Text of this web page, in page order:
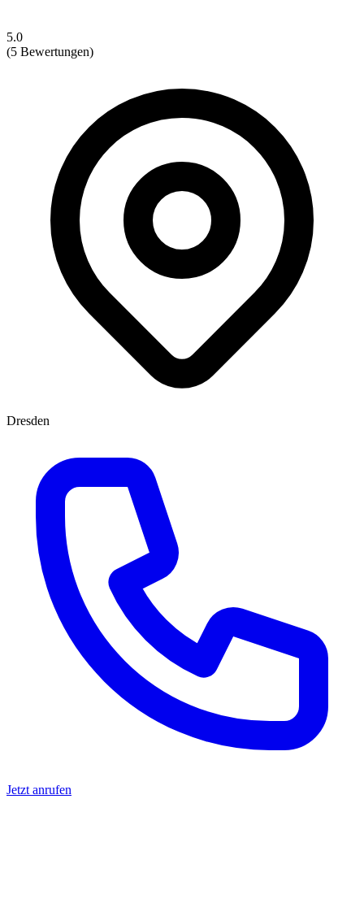
5.0
(5 Bewertungen)
Dresden
Jetzt anrufen